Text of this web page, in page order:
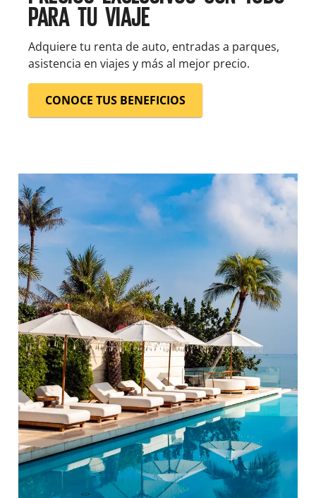
PARA TU VIAJE
Adquiere tu renta de auto, entradas a parques,
asistencia en viajes y más al mejor precio.
CONOCE TUS BENEFICIOS